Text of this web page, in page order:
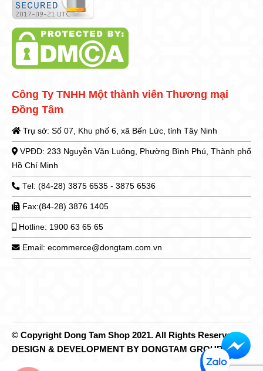
Công Ty TNHH Một thành viên Thương mại
Đồng Tâm
Trụ sở: Số 07, Khu phố 6, xã Bến Lức, tỉnh Tây Ninh
VPĐD: 233 Nguyễn Văn Luông, Phường Bình Phú, Thành phố
Hồ Chí Minh
Tel: (84-28) 3875 6535 - 3875 6536
Fax:(84-28) 3876 1405
Hotline: 1900 63 65 65
Email: ecommerce@dongtam.com.vn
© Copyright Dong Tam Shop 2021. All Rights Reserved.
DESIGN & DEVELOPMENT BY DONGTAM GROUP